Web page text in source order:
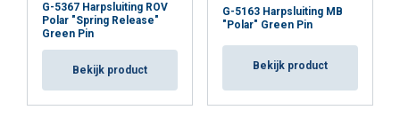
G-5367 Harpsluiting ROV
Polar "Spring Release"
Green Pin
Bekijk product
G-5163 Harpsluiting MB
"Polar" Green Pin
Bekijk product